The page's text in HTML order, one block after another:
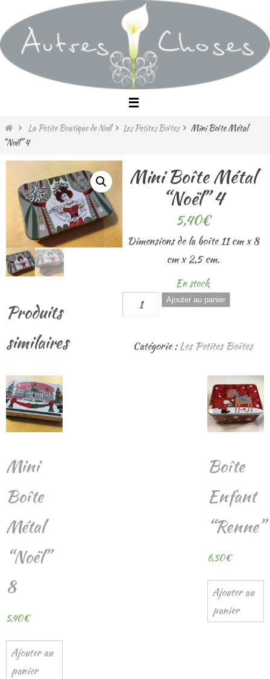
vers
le
contenu
HomeLa Petite Boutique de Noël Les Petites Boîtes
Mini Boîte Métal
“Noël” 4
Mini Boîte Métal
“Noël” 4
5,40€
Dimensions de la boîte 11 cm x 8
cm x 2,5 cm.
En stock
quantité
de
Boîte
Ajouter au panier
Catégorie :Les Petites Boîtes
Produits
similaires
Mini
Boîte
Métal
“Noël”
8
5,40€
Ajouter au
panier
Boîte
Enfant
“Renne”
6,50€
Ajouter au
panier